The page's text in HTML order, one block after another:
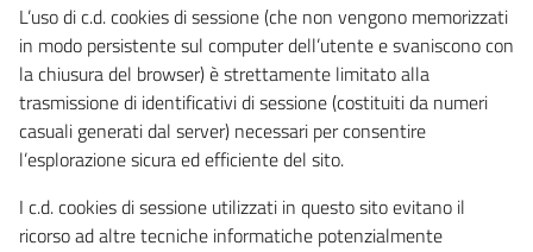
L’uso di c.d. cookies di sessione (che non vengono memorizzati
in modo persistente sul computer dell’utente e svaniscono con
la chiusura del browser) è strettamente limitato alla
trasmissione di identificativi di sessione (costituiti da numeri
casuali generati dal server) necessari per consentire
l’esplorazione sicura ed efficiente del sito.
I c.d. cookies di sessione utilizzati in questo sito evitano il
ricorso ad altre tecniche informatiche potenzialmente